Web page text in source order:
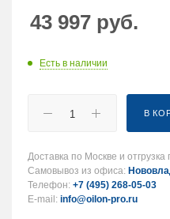
43 997 руб.
Есть в наличии
В
Доставка по Москве и
Самовывоз из офиса:
Телефон: +7 (495) 268-05-03
E-mail: info@oilon-pro.ru